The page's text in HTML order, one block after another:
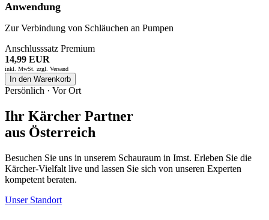
Anwendung
Zur Verbindung von Schläuchen an Pumpen
Anschlusssatz Premium
14,99 EUR
inkl. MwSt. zzgl. Versand
In den Warenkorb
Persönlich · Vor Ort
Ihr Kärcher Partner
aus Österreich
Besuchen Sie uns in unserem Schauraum in Imst. Erleben Sie die
Kärcher-Vielfalt live und lassen Sie sich von unseren Experten
kompetent beraten.
Unser Standort